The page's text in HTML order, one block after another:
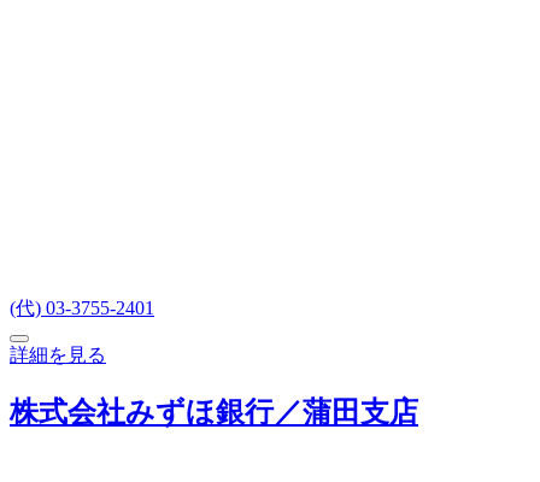
(代) 03-3755-2401
詳細を見る
株式会社みずほ銀行／蒲田支店